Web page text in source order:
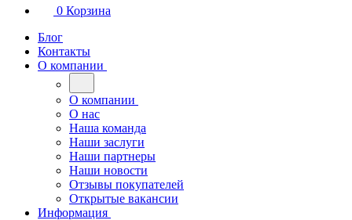
0 Корзина
Блог
Контакты
О компании
О компании
О нас
Наша команда
Наши заслуги
Наши партнеры
Наши новости
Отзывы покупателей
Открытые вакансии
Информация